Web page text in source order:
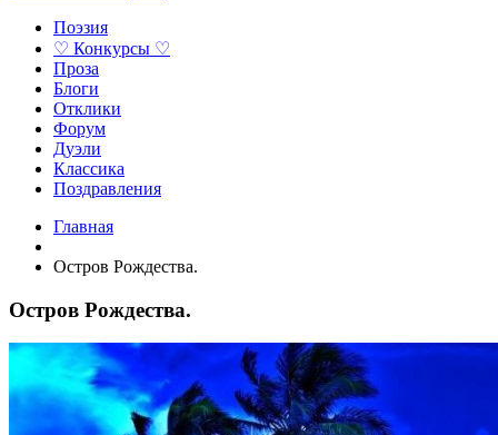
Поэзия
♡ Конкурсы ♡
Проза
Блоги
Отклики
Форум
Дуэли
Классика
Поздравления
Главная
Остров Рождества.
Остров Рождества.